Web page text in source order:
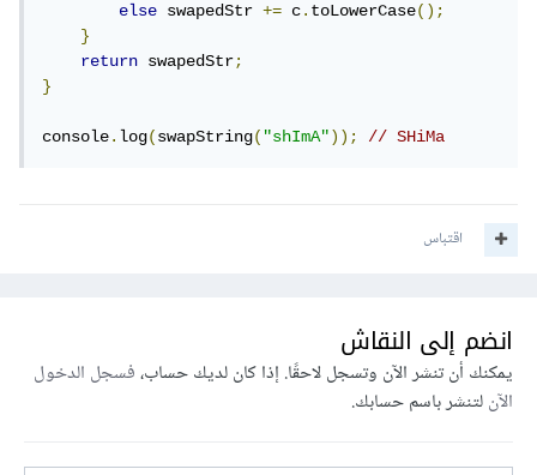
else swapedStr += c.toLowerCase();
}
return swapedStr;
}
console.log(swapString("shImA")); // SHiMa
اقتباس
انضم إلى النقاش
يمكنك أن تنشر الآن وتسجل لاحقًا. إذا كان لديك حساب،فسجل الدخول
الآنلتنشر باسم حسابك.